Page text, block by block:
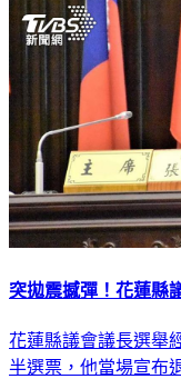
突拋震撼彈！花蓮縣
花蓮縣議會議長選舉
半選票，他當場宣布